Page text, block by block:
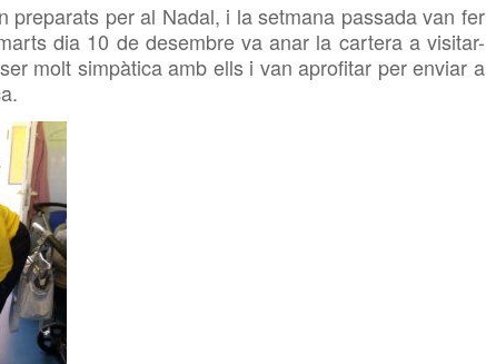
preparats per al Nadal, i la setmana passada van fer
dia 10 de desembre va anar la cartera a visitar-
molt simpàtica amb ells i van aprofitar per enviar a